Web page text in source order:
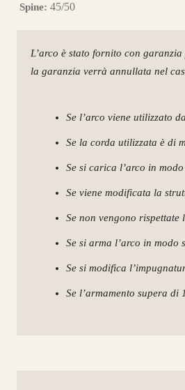
Spine: 45/50
L’arco è stato fornito con
la garanzia verrà annullata nel
Se l’arco viene utilizzato
Se la corda utilizzata è di
Se si carica l’arco in
Se viene modificata la
Se non vengono
Se si arma l’arco in modo
Se si modifica
Se l’armamento supera